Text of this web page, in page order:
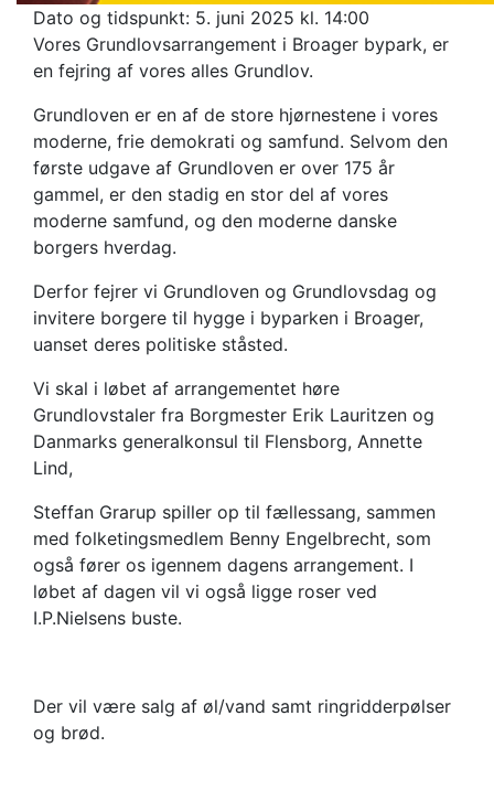
Dato og tidspunkt: 5. juni 2025 kl. 14:00
Vores Grundlovsarrangement i Broager bypark, er
en fejring af vores alles Grundlov.
Grundloven er en af de store hjørnestene i vores
moderne, frie demokrati og samfund. Selvom den
første udgave af Grundloven er over 175 år
gammel, er den stadig en stor del af vores
moderne samfund, og den moderne danske
borgers hverdag.
Derfor fejrer vi Grundloven og Grundlovsdag og
invitere borgere til hygge i byparken i Broager,
uanset deres politiske ståsted.
Vi skal i løbet af arrangementet høre
Grundlovstaler fra Borgmester Erik Lauritzen og
Danmarks generalkonsul til Flensborg, Annette
Lind,
Steffan Grarup spiller op til fællessang, sammen
med folketingsmedlem Benny Engelbrecht, som
også fører os igennem dagens arrangement. I
løbet af dagen vil vi også ligge roser ved
I.P.Nielsens buste.
Der vil være salg af øl/vand samt ringridderpølser
og brød.